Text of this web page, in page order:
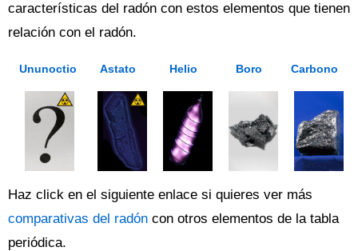
características del radón con estos elementos que tienen
relación con el radón.
Ununoctio Astato Helio Boro Carbono
Haz click en el siguiente enlace si quieres ver más
comparativas del radón con otros elementos de la tabla
periódica.